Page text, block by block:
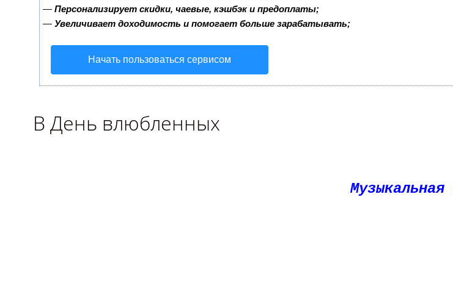
— Персонализирует скидки, чаевые, кэшбэк и предоплаты;
— Увеличивает доходимость и помогает больше зарабатывать;
Начать пользоваться сервисом
В День влюбленных
Музыкальная